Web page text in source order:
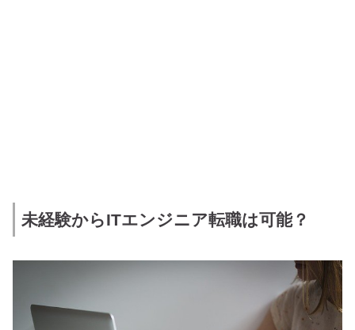
未経験からITエンジニア転職は可能？